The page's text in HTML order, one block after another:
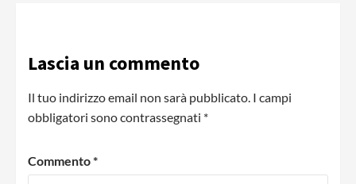
Lascia un commento
Il tuo indirizzo email non sarà pubblicato. I campi
obbligatori sono contrassegnati *
Commento*